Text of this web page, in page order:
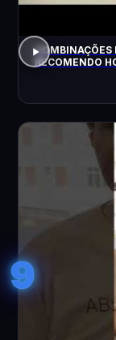
COMBINAÇÕES
RECOMENDO
9